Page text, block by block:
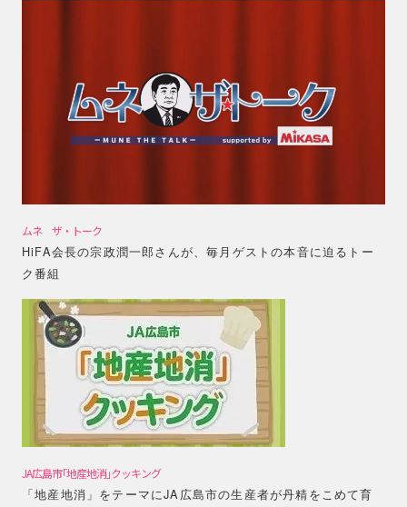
ムネ ザ・トーク
HiFA会長の宗政潤一郎さんが、毎月ゲストの本音に迫るトー
ク番組
JA広島市｢地産地消｣クッキング
「地産地消」をテーマにJA広島市の生産者が丹精をこめて育